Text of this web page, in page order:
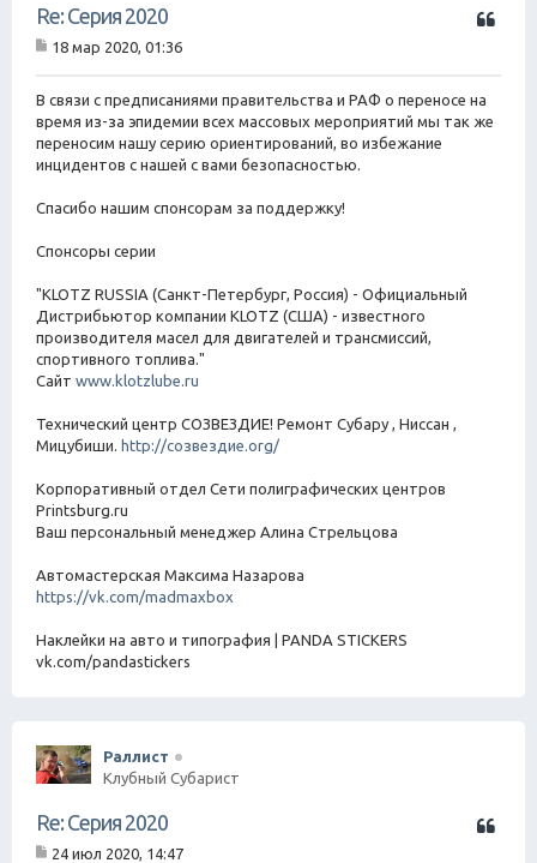
Ц
т
а
Re: Серия 2020
о
б
щ
е
н
е
18 мар 2020, 01:36
В связи с предписаниями правительства и РАФ о переносе на
время из-за эпидемии всех массовых мероприятий мы так же
переносим нашу серию ориентирований, во избежание
инцидентов с нашей с вами безопасностью.
Спасибо нашим спонсорам за поддержку!
Спонсоры серии
"KLOTZ RUSSIA (Санкт-Петербург, Россия) - Официальный
Дистрибьютор компании KLOTZ (США) - известного
производителя масел для двигателей и трансмиссий,
спортивного топлива."
Сайт www.klotzlube.ru
Технический центр СОЗВЕЗДИЕ! Ремонт Субару , Ниссан ,
Мицубиши. http://созвездие.org/
Корпоративный отдел Сети полиграфических центров
Printsburg.ru
Ваш персональный менеджер Алина Стрельцова
Автомастерская Максима Назарова
https://vk.com/madmaxbox
Наклейки на авто и типография | PANDA STICKERS
vk.com/pandastickers
Раллист
Клубный Субарист
Ц
Re: Серия 2020
24 июл 2020, 14:47